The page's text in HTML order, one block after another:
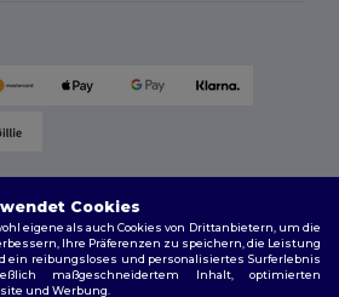
Cookies
eigene als auch Cookies von Drittanbietern, um die
Ihre Präferenzen zu speichern, die Leistung
ein reibungsloses und personalisiertes Surferlebnis
maßgeschneidertem Inhalt, optimierten
und Werbung.